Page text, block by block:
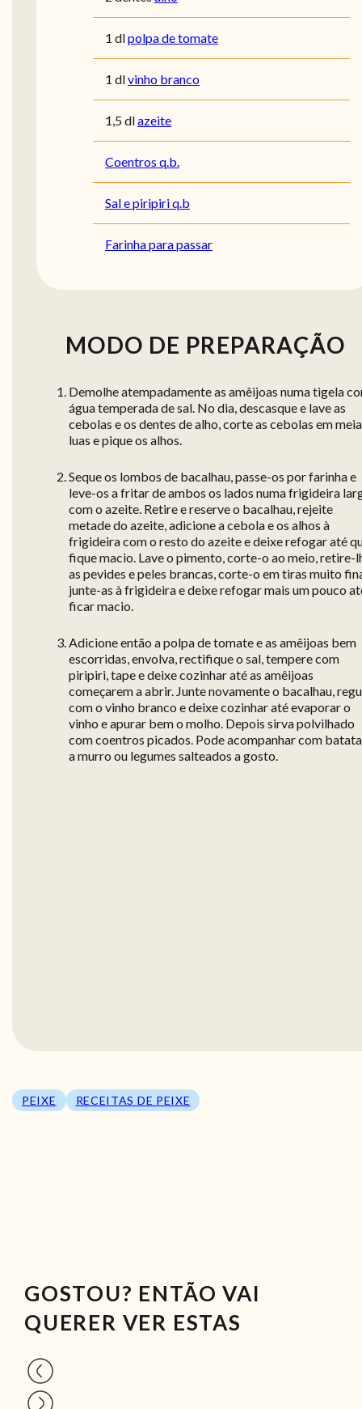
1 dlpolpa de tomate
1 dlvinho branco
1,5 dlazeite
Coentros q.b.
Sal e piripiri q.b
Farinha para passar
MODO DE PREPARAÇÃO
Demolhe atempadamente as amêijoas numa tigela
água temperada de sal. No dia, descasque e lave as
cebolas e os dentes de alho, corte as cebolas em
luas e pique os alhos.
Seque os lombos de bacalhau, passe-os por farinha e
leve-os a fritar de ambos os lados numa frigideira
com o azeite. Retire e reserve o bacalhau, rejeite
metade do azeite, adicione a cebola e os alhos à
frigideira com o resto do azeite e deixe refogar até
fique macio. Lave o pimento, corte-o ao meio, retire-
as pevides e peles brancas, corte-o em tiras muito
junte-as à frigideira e deixe refogar mais um pouco
ficar macio.
Adicione então a polpa de tomate e as amêijoas bem
escorridas, envolva, rectifique o sal, tempere com
piripiri, tape e deixe cozinhar até as amêijoas
começarem a abrir. Junte novamente o bacalhau,
com o vinho branco e deixe cozinhar até evaporar o
vinho e apurar bem o molho. Depois sirva polvilhado
com coentros picados. Pode acompanhar com
a murro ou legumes salteados a gosto.
PEIXE RECEITAS DE PEIXE
GOSTOU? ENTÃO VAI
QUERER VER ESTAS